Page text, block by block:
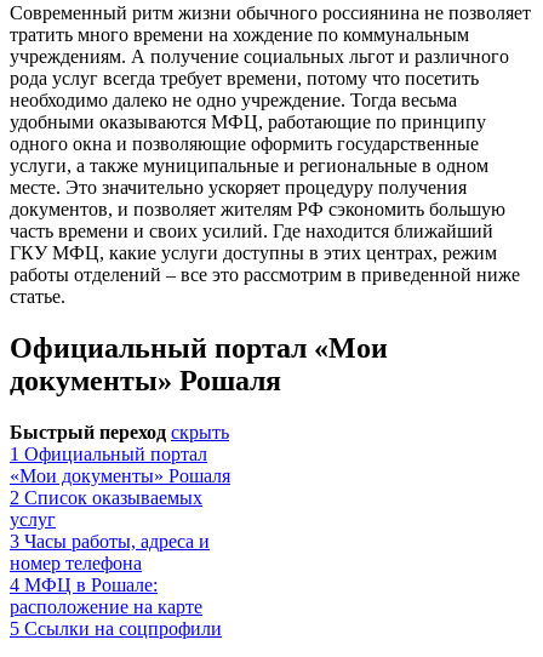
Современный ритм жизни обычного россиянина не позволяет
тратить много времени на хождение по коммунальным
учреждениям. А получение социальных льгот и различного
рода услуг всегда требует времени, потому что посетить
необходимо далеко не одно учреждение. Тогда весьма
удобными оказываются МФЦ, работающие по принципу
одного окна и позволяющие оформить государственные
услуги, а также муниципальные и региональные в одном
месте. Это значительно ускоряет процедуру получения
документов, и позволяет жителям РФ сэкономить большую
часть времени и своих усилий. Где находится ближайший
ГКУ МФЦ, какие услуги доступны в этих центрах, режим
работы отделений – все это рассмотрим в приведенной ниже
статье.
Официальный портал «Мои
документы» Рошаля
Быстрый переход скрыть
1 Официальный портал
«Мои документы» Рошаля
2 Список оказываемых
услуг
3 Часы работы, адреса и
номер телефона
4 МФЦ в Рошале:
расположение на карте
5 Ссылки на соцпрофили